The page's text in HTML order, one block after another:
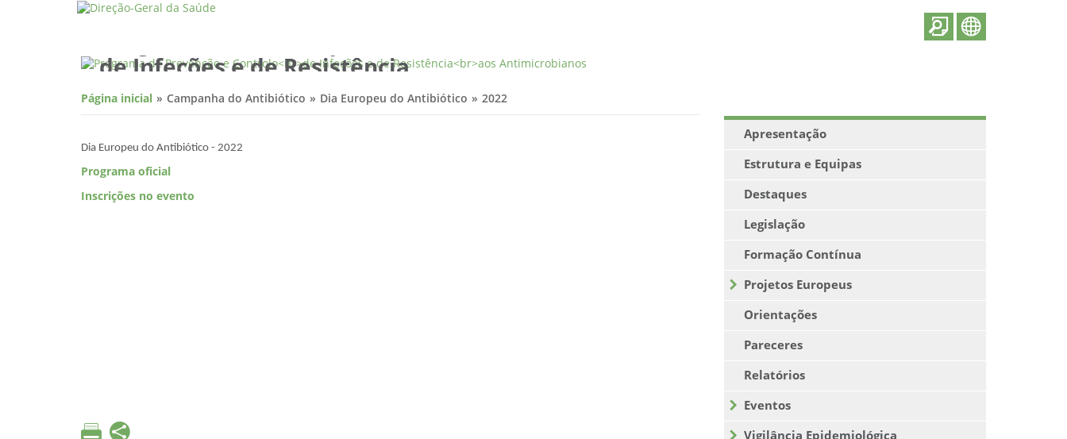
de Infeções e de Resistência
aos Antimicrobianos
Página inicial Campanha do Antibiótico Dia Europeu do Antibiótico 2022
Dia Europeu do Antibiótico - 2022
Programa oficial
Inscrições no evento
Apresentação
Estrutura e Equipas
Destaques
Legislação
Formação Contínua
Projetos Europeus
Orientações
Pareceres
Relatórios
Eventos
Vigilância Epidemiológica